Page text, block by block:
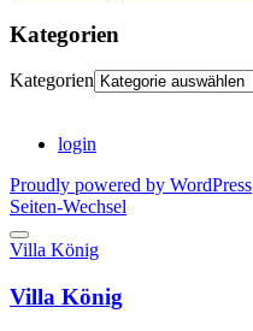
Kategorien
Kategorien
login
Proudly powered by WordPress
Seiten-Wechsel
Villa König
Villa König